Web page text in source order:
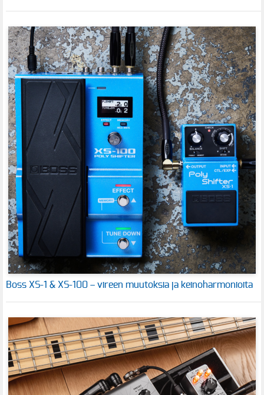
Boss XS-1 & XS-100 – vireen muutoksia ja keinoharmonioita